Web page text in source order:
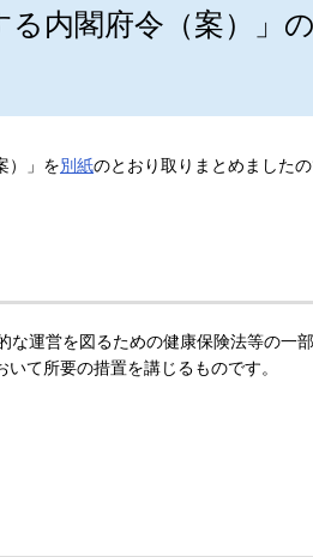
る内閣府令（案）」
）」を別紙のとおり取りまとめました
運営を図るための健康保険法等の一
て所要の措置を講じるものです。